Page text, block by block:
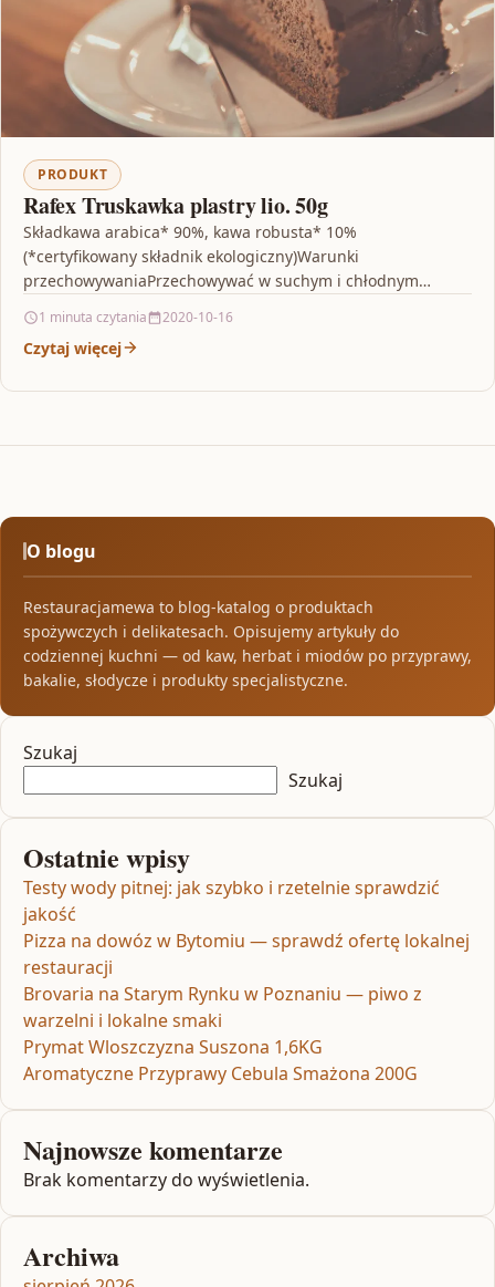
PRODUKT
Rafex Truskawka plastry lio. 50g
Składkawa arabica* 90%, kawa robusta* 10%
(*certyfikowany składnik ekologiczny)Warunki
przechowywaniaPrzechowywać w suchym i chłodnym
kokosowy…
1 minuta czytania 2020-10-16
Czytaj więcej
O blogu
Restauracjamewa to blog-katalog o produktach
spożywczych i delikatesach. Opisujemy artykuły do
codziennej kuchni — od kaw, herbat i miodów po przyprawy,
bakalie, słodycze i produkty specjalistyczne.
Szukaj
Szukaj
Ostatnie wpisy
Testy wody pitnej: jak szybko i rzetelnie sprawdzić
jakość
Pizza na dowóz w Bytomiu — sprawdź ofertę lokalnej
restauracji
Brovaria na Starym Rynku w Poznaniu — piwo z
warzelni i lokalne smaki
Prymat Wloszczyzna Suszona 1,6KG
Aromatyczne Przyprawy Cebula Smażona 200G
Najnowsze komentarze
Brak komentarzy do wyświetlenia.
Archiwa